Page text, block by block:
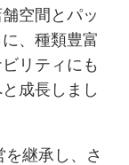
空間とパッ
、種類豊富
リティにも
成長しまし
継承し、さ